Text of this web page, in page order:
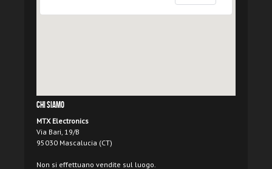
Chi Siamo
MTX Electronics
Via Bari, 19/B
95030 Mascalucia (CT)
Non si effettuano vendite sul luogo.